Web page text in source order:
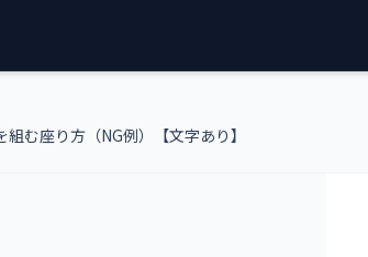
組む座り方（NG例）【文字あり】